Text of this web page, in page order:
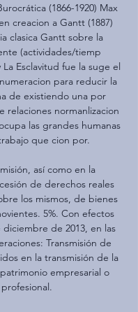
(1866-1920) Max
creacion a Gantt (1887)
clasica Gantt sobre la
(actividades/tiemp
Esclavitud fue la suge el
para reducir la
de existiendo una por
relaciones normanlizacion
las grandes humanas
que cion por.
así como en la
de derechos reales
los mismos, de bienes
5%. Con efectos
de 2013, en las
Transmisión de
en la transmisión de la
empresarial o
profesional.